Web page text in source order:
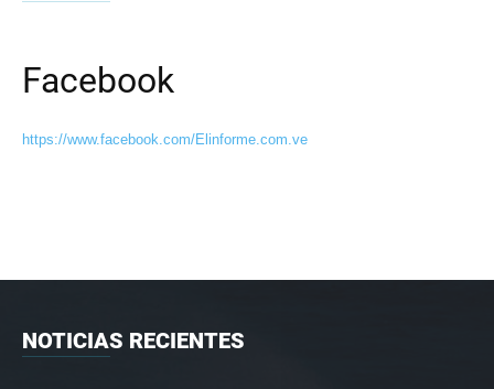
Facebook
https://www.facebook.com/Elinforme.com.ve
NOTICIAS RECIENTES